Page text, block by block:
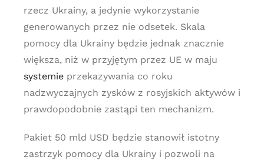
rzecz Ukrainy, a jedynie wykorzystanie
generowanych przez nie odsetek. Skala
pomocy dla Ukrainy będzie jednak znacznie
większa, niż w przyjętym przez UE w maju
systemieprzekazywania co roku
nadzwyczajnych zysków z rosyjskich aktywów i
prawdopodobnie zastąpi ten mechanizm.
Pakiet 50 mld USD będzie stanowił istotny
zastrzyk pomocy dla Ukrainy i pozwoli na